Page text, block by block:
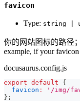
favicon
Type: string |
你的网站图标的路径
example, if your
docusaurus.config.js
export default
{
favicon : '/img/
} ;